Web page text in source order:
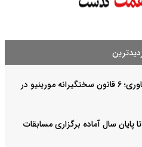
از رژیم غذایی تا کنترل تمرین و ریکاوری؛ ۶ قانون سختگیرانه مورینیو در
سال آماده برگزاری مسابقات